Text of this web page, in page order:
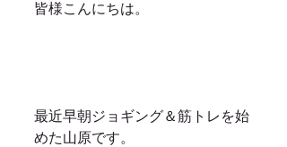
皆様こんにちは。
最近早朝ジョギング＆筋トレを始
めた山原です。